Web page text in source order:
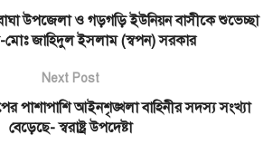
উপজেলা ও গড়গড়ি ইউনিয়ন বাসীকে শুভেচ্ছা
মোঃ জাহিদুল ইসলাম (স্বপন) সরকার
Next Post
পাশাপাশি আইনশৃঙ্খলা বাহিনীর সদস্য সংখ্যা
বেড়েছে- স্বরাষ্ট্র উপদেষ্টা